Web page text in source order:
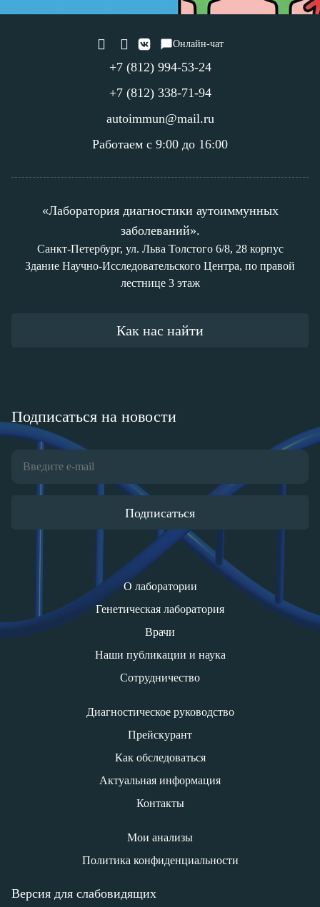
Онлайн-чат
+7 (812) 994-53-24
+7 (812) 338-71-94
autoimmun@mail.ru
Работаем с 9:00 до 16:00
«Лаборатория диагностики аутоиммунных
заболеваний».
Санкт-Петербург, ул. Льва Толстого 6/8, 28 корпус
Здание Научно-Исследовательского Центра, по правой
лестнице 3 этаж
Как нас найти
Подписаться на новости
Подписаться
О лаборатории
Генетическая лаборатория
Врачи
Наши публикации и наука
Сотрудничество
Диагностическое руководство
Прейскурант
Как обследоваться
Актуальная информация
Контакты
Мои анализы
Политика конфиденциальности
Версия для слабовидящих